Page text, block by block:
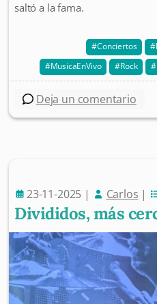
saltó a la fama.
Conciertos
MusicaEnVivo
Rock
Deja un comentario
23-11-2025 | Carlos |
Divididos, más